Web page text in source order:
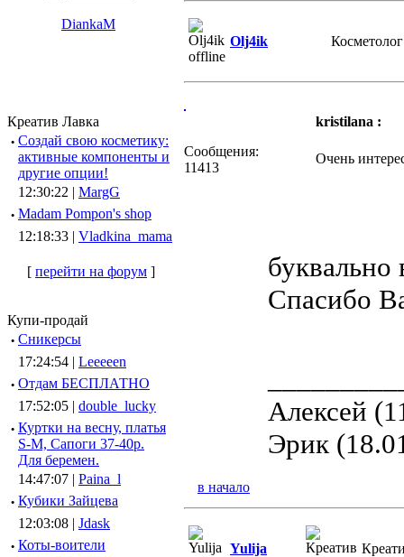
DiankaM
Креатив Лавка
· Создай свою косметику:
активные компоненты и
другие опции!
12:30:22 | MargG
· Madam Pompon's shop
12:18:33 | Vladkina_mama
[ перейти на форум ]
Купи-продай
· Сникерсы
17:24:54 | Leeeeen
· Отдам БЕСПЛАТНО
17:52:05 | double_lucky
· Куртки на весну, платья
S-M, Сапоги 37-40р.
Для беремен.
14:47:07 | Paina_l
· Кубики Зайцева
12:03:08 | Jdask
· Коты-воители
Olj4ik Косметолог
Сообщения:
11413
kristilana :
Очень
Спасибо
Алексей
Эрик
в начало
Yulija